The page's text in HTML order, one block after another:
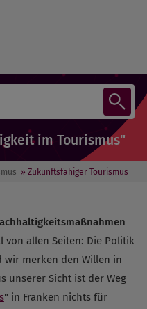
im Tourismus"
» Zukunftsfähiger Tourismus
allen Seiten: Die Politik
wir merken den Willen in
unserer Sicht ist der Weg
" in Franken nichts für